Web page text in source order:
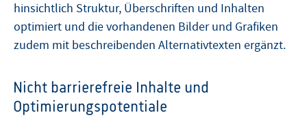
hinsichtlich Struktur, Überschriften und Inhalten
optimiert und die vorhandenen Bilder und Grafiken
zudem mit beschreibenden Alternativtexten ergänzt.
Nicht barrierefreie Inhalte und
Optimierungspotentiale